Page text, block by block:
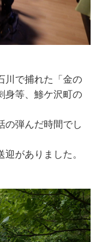
川で捕れた「金の
身等、鯵ケ沢町の
の弾んだ時間でし
がありました。